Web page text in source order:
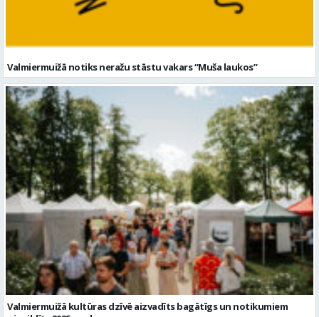
Valmiermuižā notiks neražu stāstu vakars “Muša laukos”
Valmiermuižā kultūras dzīvē aizvadīts bagātīgs un notikumiem